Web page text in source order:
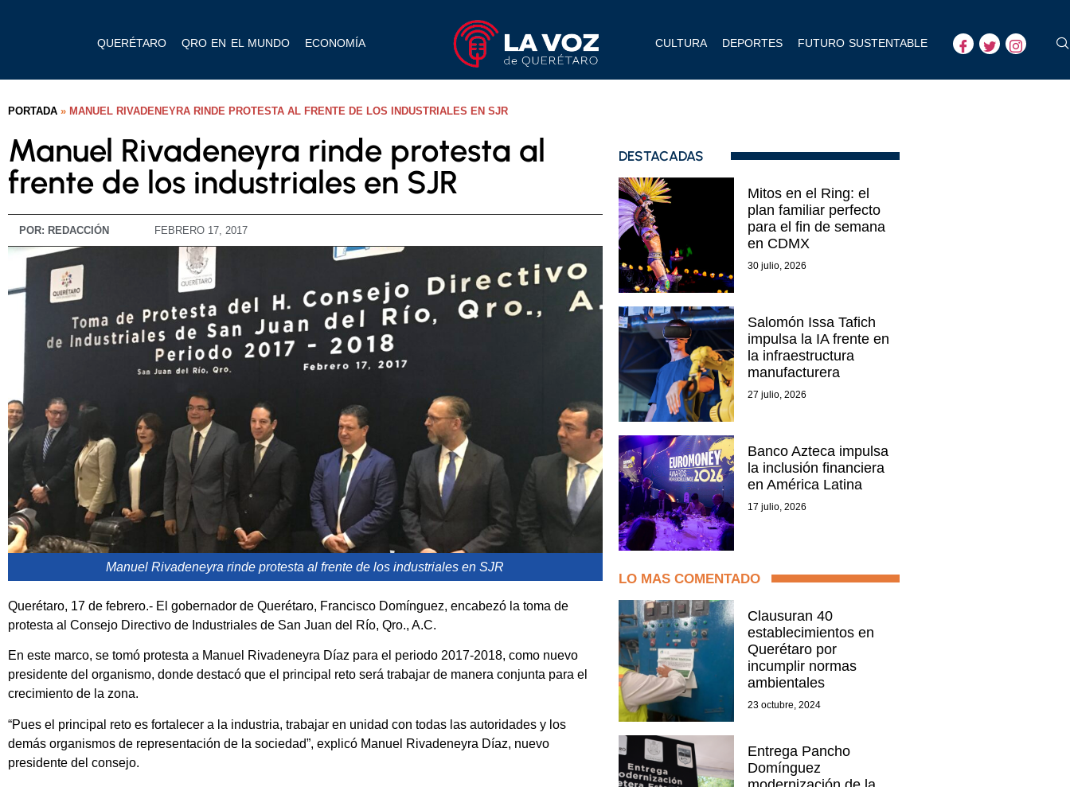
QUERÉTARO QRO EN EL MUNDO ECONOMÍA CULTURA DEPORTES FUTURO SUSTENTABLE
PORTADA » MANUEL RIVADENEYRA RINDE PROTESTA AL FRENTE DE LOS INDUSTRIALES EN SJR
Manuel Rivadeneyra rinde protesta al
frente de los industriales en SJR
POR: REDACCIÓN FEBRERO 17, 2017
Manuel Rivadeneyra rinde protesta al frente de los industriales en SJR
Querétaro, 17 de febrero.- El gobernador de Querétaro, Francisco Domínguez, encabezó la toma de
protesta al Consejo Directivo de Industriales de San Juan del Río, Qro., A.C.
En este marco, se tomó protesta a Manuel Rivadeneyra Díaz para el periodo 2017-2018, como nuevo
presidente del organismo, donde destacó que el principal reto será trabajar de manera conjunta para el
crecimiento de la zona.
“Pues el principal reto es fortalecer a la industria, trabajar en unidad con todas las autoridades y los
demás organismos de representación de la sociedad”, explicó Manuel Rivadeneyra Díaz, nuevo
presidente del consejo.
DESTACADAS
Mitos en el Ring: el
plan familiar perfecto
para el fin de semana
en CDMX
30 julio, 2026
Salomón Issa Tafich
impulsa la IA frente en
la infraestructura
manufacturera
27 julio, 2026
Banco Azteca impulsa
la inclusión financiera
en América Latina
17 julio, 2026
LO MAS COMENTADO
Clausuran 40
establecimientos en
Querétaro por
incumplir normas
ambientales
23 octubre, 2024
Entrega Pancho
Domínguez